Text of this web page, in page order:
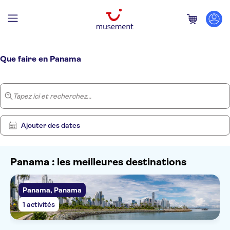
Que faire en Panama
Tapez ici et recherchez...
Ajouter des dates
Panama : les meilleures destinations
Panama, Panama
1 activités
Supprimer
les
filtres
Afficher
1
résultats